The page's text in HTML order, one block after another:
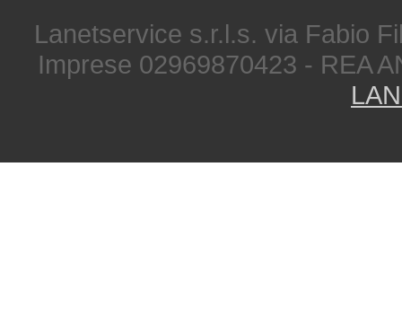
Lanetservice s.r.l.s. via Fabio
Imprese 02969870423 - REA